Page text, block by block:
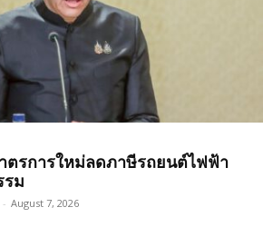
าตรการใหม่ลดภาษีรถยนต์ไฟฟ้า
รม
- August 7, 2026